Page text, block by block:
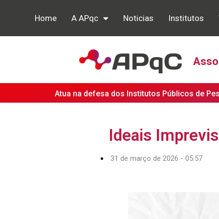
Home A APqc Noticias Institutos
Atua na defesa dos Institutos Públicos de
Ideais
31 de março de 2026 - 05:57